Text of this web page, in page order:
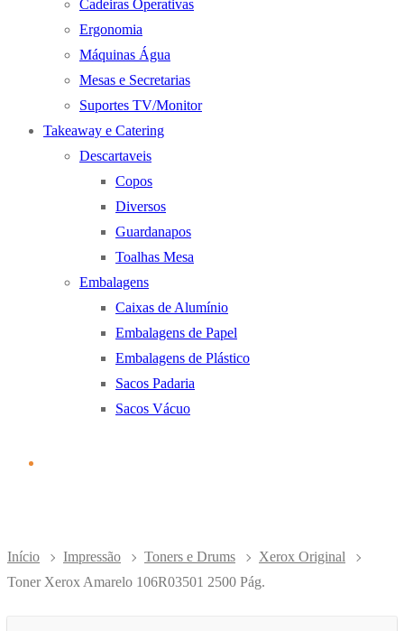
Cadeiras Operativas
Ergonomia
Máquinas Água
Mesas e Secretarias
Suportes TV/Monitor
Takeaway e Catering
Descartaveis
Copos
Diversos
Guardanapos
Toalhas Mesa
Embalagens
Caixas de Alumínio
Embalagens de Papel
Embalagens de Plástico
Sacos Padaria
Sacos Vácuo
Início Impressão Toners e Drums
Xerox Original
Toner Xerox Amarelo 106R03501 2500 Pág.